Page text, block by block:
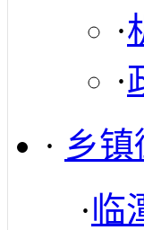
·
·
· 乡镇
·临